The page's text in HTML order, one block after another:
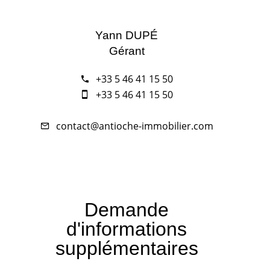
Yann DUPÉ
Gérant
+33 5 46 41 15 50
+33 5 46 41 15 50
contact@antioche-immobilier.com
Demande
d'informations
supplémentaires